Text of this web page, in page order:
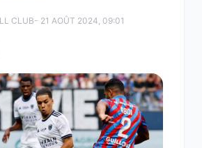
CLUB- 21 AOÛT 2024, 09:01